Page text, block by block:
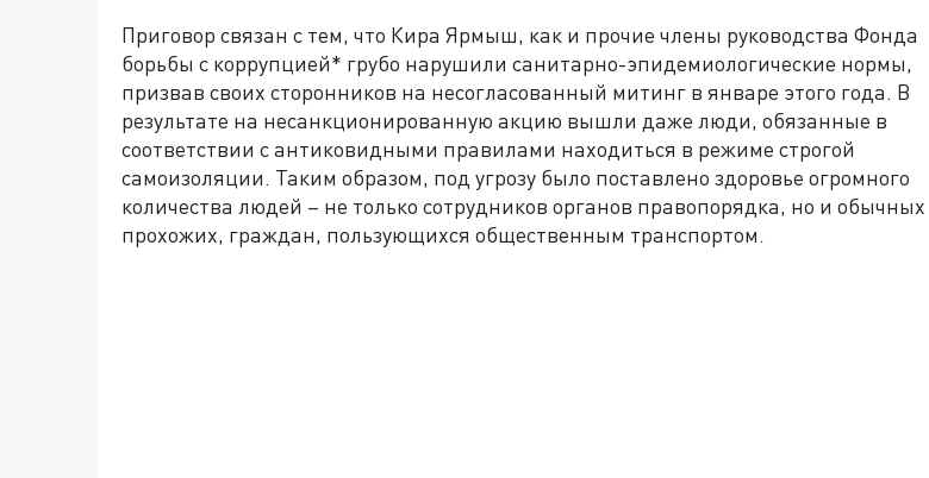
Приговор связан с тем, что Кира Ярмыш, как и прочие члены руководства Фонда
борьбы с коррупцией* грубо нарушили санитарно-эпидемиологические нормы,
призвав своих сторонников на несогласованный митинг в январе этого года. В
результате на несанкционированную акцию вышли даже люди, обязанные в
соответствии с антиковидными правилами находиться в режиме строгой
самоизоляции. Таким образом, под угрозу было поставлено здоровье огромного
количества людей – не только сотрудников органов правопорядка, но и обычных
прохожих, граждан, пользующихся общественным транспортом.